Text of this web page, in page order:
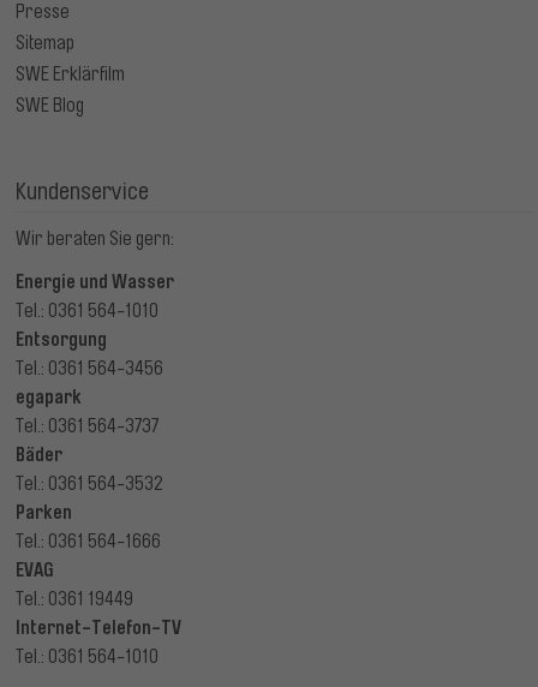
Presse
Sitemap
SWE Erklärfilm
SWE Blog
Kundenservice
Wir beraten Sie gern:
Energie und Wasser
Tel.: 0361 564-1010
Entsorgung
Tel.: 0361 564-3456
egapark
Tel.: 0361 564-3737
Bäder
Tel.: 0361 564-3532
Parken
Tel.: 0361 564-1666
EVAG
Tel.: 0361 19449
Internet-Telefon-TV
Tel.: 0361 564-1010